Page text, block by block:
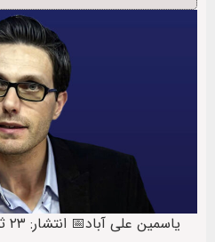
یاسمین علی آباد📅 انتشار: ۲۳ ثور ۱۴۰۵ ساعت ۱۸:۲۷